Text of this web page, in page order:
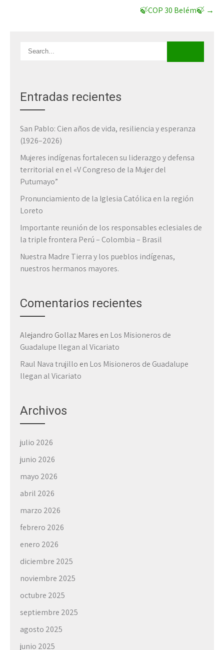
🍃COP 30 Belém🍃 →
Entradas recientes
San Pablo: Cien años de vida, resiliencia y esperanza
(1926–2026)
Mujeres indígenas fortalecen su liderazgo y defensa
territorial en el «V Congreso de la Mujer del
Putumayo”
Pronunciamiento de la Iglesia Católica en la región
Loreto
Importante reunión de los responsables eclesiales de
la triple frontera Perú – Colombia – Brasil
Nuestra Madre Tierra y los pueblos indígenas,
nuestros hermanos mayores.
Comentarios recientes
Alejandro Gollaz Mares en Los Misioneros de
Guadalupe llegan al Vicariato
Raul Nava trujillo en Los Misioneros de Guadalupe
llegan al Vicariato
Archivos
julio 2026
junio 2026
mayo 2026
abril 2026
marzo 2026
febrero 2026
enero 2026
diciembre 2025
noviembre 2025
octubre 2025
septiembre 2025
agosto 2025
junio 2025